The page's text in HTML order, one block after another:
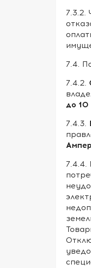
7.4.
7.4.2.
до 10
7.4.3.
7.4.4.